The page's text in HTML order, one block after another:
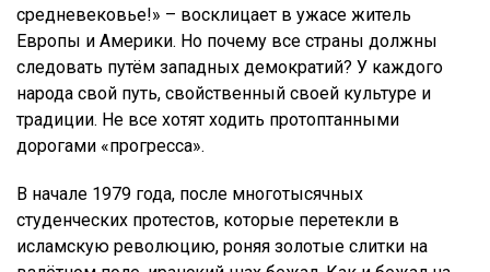
средневековье!» – восклицает в ужасе житель
Европы и Америки. Но почему все страны должны
следовать путём западных демократий? У каждого
народа свой путь, свойственный своей культуре и
традиции. Не все хотят ходить протоптанными
дорогами «прогресса».
В начале 1979 года, после многотысячных
студенческих протестов, которые перетекли в
исламскую революцию, роняя золотые слитки на